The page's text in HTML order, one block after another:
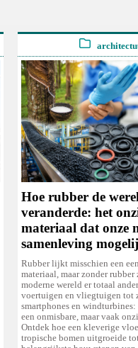
Hoe rubber de
veranderde: het
materiaal dat onze
samenleving
Rubber lijkt misschien een
materiaal, maar zonder rubber
moderne wereld er totaal
voertuigen en vliegtuigen tot
smartphones en
een onmisbare, maar vaak
Ontdek hoe een kleverige
tropische bomen uitgroeide